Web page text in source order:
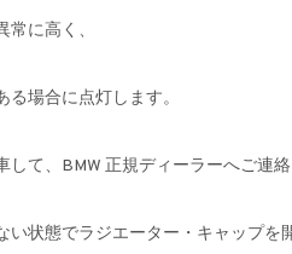
に高く、
場合に点灯します。
て、BMW 正規ディーラーへご連絡
い状態でラジエーター・キャップを